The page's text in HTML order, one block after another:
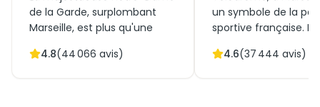
de la Garde, surplombant
Marseille, est plus qu'une
symbole historique et
4.8(44 066 avis)
un symbole de la
sportive française.
pour accueillir des
4.6(37 444 avis)